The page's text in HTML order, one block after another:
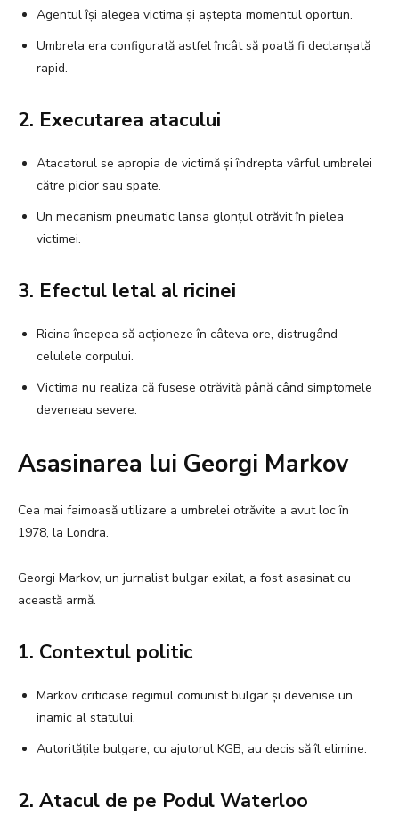
Agentul își alegea victima și aștepta momentul oportun.
Umbrela era configurată astfel încât să poată fi declanșată
rapid.
2. Executarea atacului
Atacatorul se apropia de victimă și îndrepta vârful umbrelei
către picior sau spate.
Un mecanism pneumatic lansa glonțul otrăvit în pielea
victimei.
3. Efectul letal al ricinei
Ricina începea să acționeze în câteva ore, distrugând
celulele corpului.
Victima nu realiza că fusese otrăvită până când simptomele
deveneau severe.
Asasinarea lui Georgi Markov
Cea mai faimoasă utilizare a umbrelei otrăvite a avut loc în
1978, la Londra.
Georgi Markov, un jurnalist bulgar exilat, a fost asasinat cu
această armă.
1. Contextul politic
Markov criticase regimul comunist bulgar și devenise un
inamic al statului.
Autoritățile bulgare, cu ajutorul KGB, au decis să îl elimine.
2. Atacul de pe Podul Waterloo